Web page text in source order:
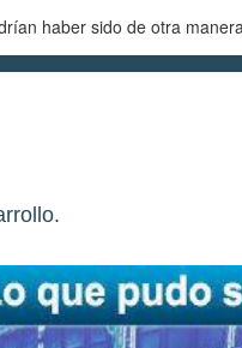
haber sido de otra